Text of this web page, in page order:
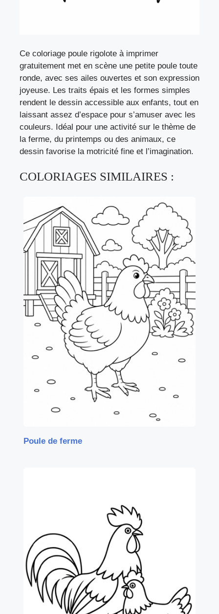
Ce coloriage poule rigolote à imprimer
gratuitement met en scène une petite poule toute
ronde, avec ses ailes ouvertes et son expression
joyeuse. Les traits épais et les formes simples
rendent le dessin accessible aux enfants, tout en
laissant assez d’espace pour s’amuser avec les
couleurs. Idéal pour une activité sur le thème de
la ferme, du printemps ou des animaux, ce
dessin favorise la motricité fine et l’imagination.
COLORIAGES SIMILAIRES :
Poule de ferme